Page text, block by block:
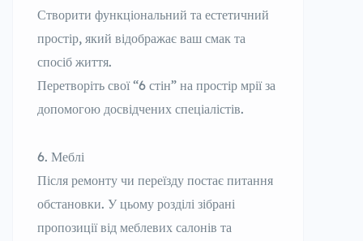
Створити функціональний та естетичний
простір, який відображає ваш смак та
спосіб життя.
Перетворіть свої “6 стін” на простір мрії за
допомогою досвідчених спеціалістів.
Меблі
Після ремонту чи переїзду постає питання
обстановки. У цьому розділі зібрані
пропозиції від меблевих салонів та